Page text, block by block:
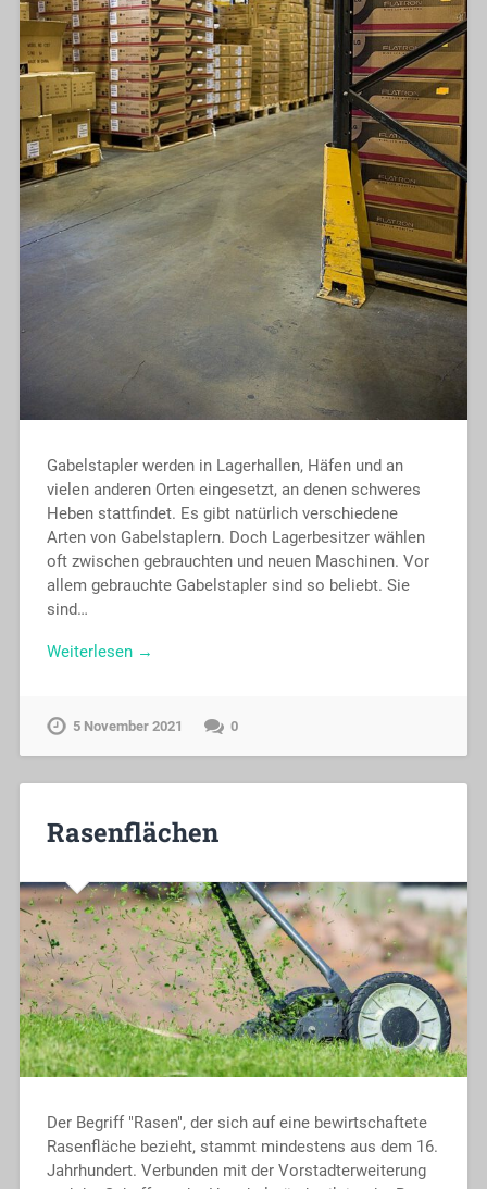
Gabelstapler werden in Lagerhallen, Häfen und an
vielen anderen Orten eingesetzt, an denen schweres
Heben stattfindet. Es gibt natürlich verschiedene
Arten von Gabelstaplern. Doch Lagerbesitzer wählen
oft zwischen gebrauchten und neuen Maschinen. Vor
allem gebrauchte Gabelstapler sind so beliebt. Sie
sind…
Weiterlesen →
5 November 2021 0
Rasenflächen
Der Begriff "Rasen", der sich auf eine bewirtschaftete
Rasenfläche bezieht, stammt mindestens aus dem 16.
Jahrhundert. Verbunden mit der Vorstadterweiterung